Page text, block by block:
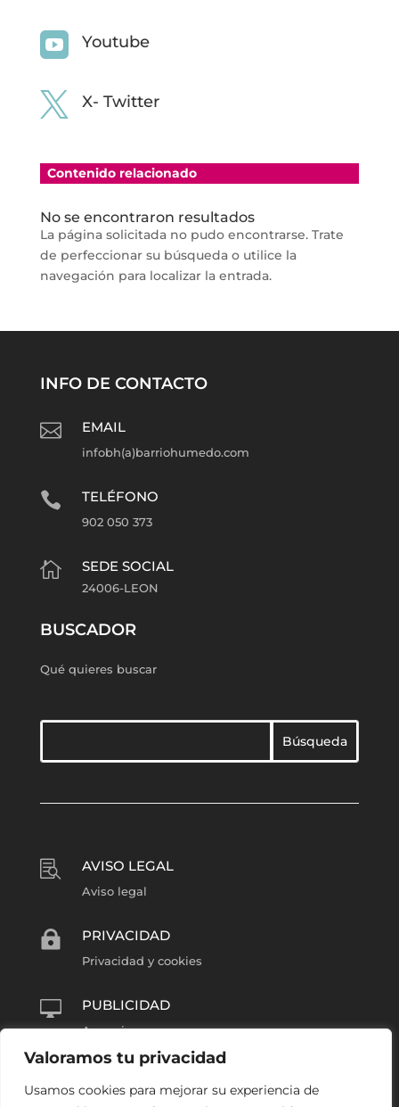
Valoramos tu privacidad
Usamos cookies para mejorar su experiencia de
 Youtube
 X- Twitter
Contenido relacionado
No se encontraron resultados
La página solicitada no pudo encontrarse. Trate
de perfeccionar su búsqueda o utilice la
navegación para localizar la entrada.
INFO DE CONTACTO
 EMAIL
infobh(a)barriohumedo.com
 TELÉFONO
902 050 373
 SEDE SOCIAL
24006-LEON
BUSCADOR
Qué quieres buscar
 AVISO LEGAL
Aviso legal
 PRIVACIDAD
Privacidad y cookies
 PUBLICIDAD
Anunciarse
Reportero Barrio Húmedo